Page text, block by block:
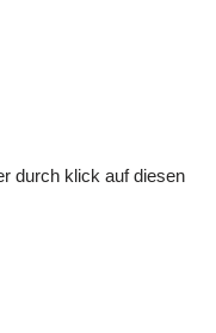
durch klick auf diesen